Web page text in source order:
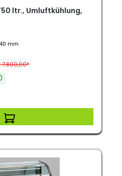
ltr., Umluftkühlung,
mm
7.800,00*